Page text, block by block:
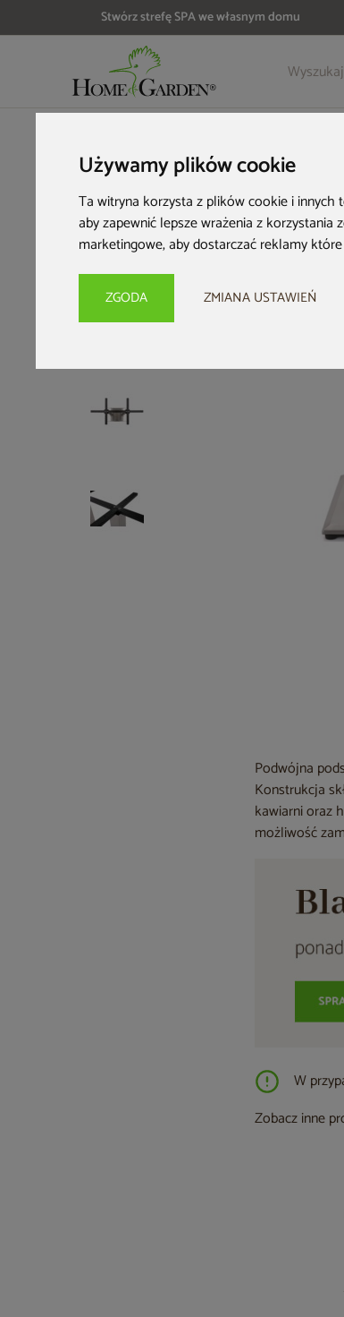
Używamy plików cookie
Ta witryna korzysta z plików cookie i
aby zapewnić lepsze wrażenia z korzystania
marketingowe,aby dostarczać reklamy
ZGODA ZMIANA USTAWIEŃ
Stwórz strefę SPA we własnym domu
Szczegóły Opinie
Podwójna
Konstrukcja
kawiarni oraz
możliwość
W
Zobacz inne